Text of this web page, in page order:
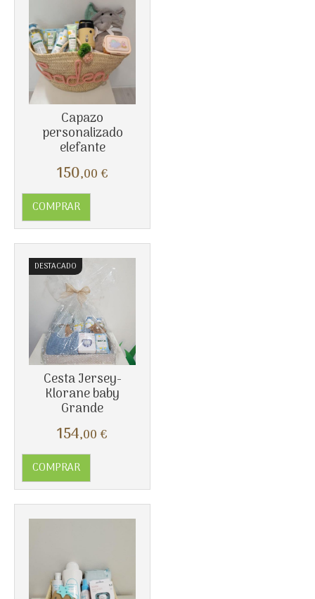
Capazo
personalizado
elefante
150,00 €
COMPRAR
DESTACADO
Cesta Jersey-
Klorane baby
Grande
154,00 €
COMPRAR
Más info
Más info